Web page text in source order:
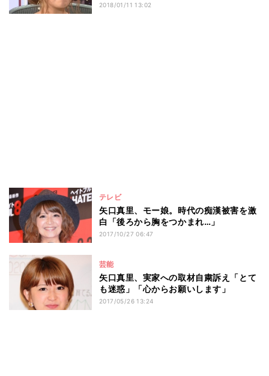
2018/01/11 13:02
テレビ
矢口真里、モー娘。時代の痴漢被害を激
白「後ろから胸をつかまれ…」
2017/10/27 06:47
芸能
矢口真里、実家への取材自粛訴え「とて
も迷惑」「心からお願いします」
2017/05/26 13:24